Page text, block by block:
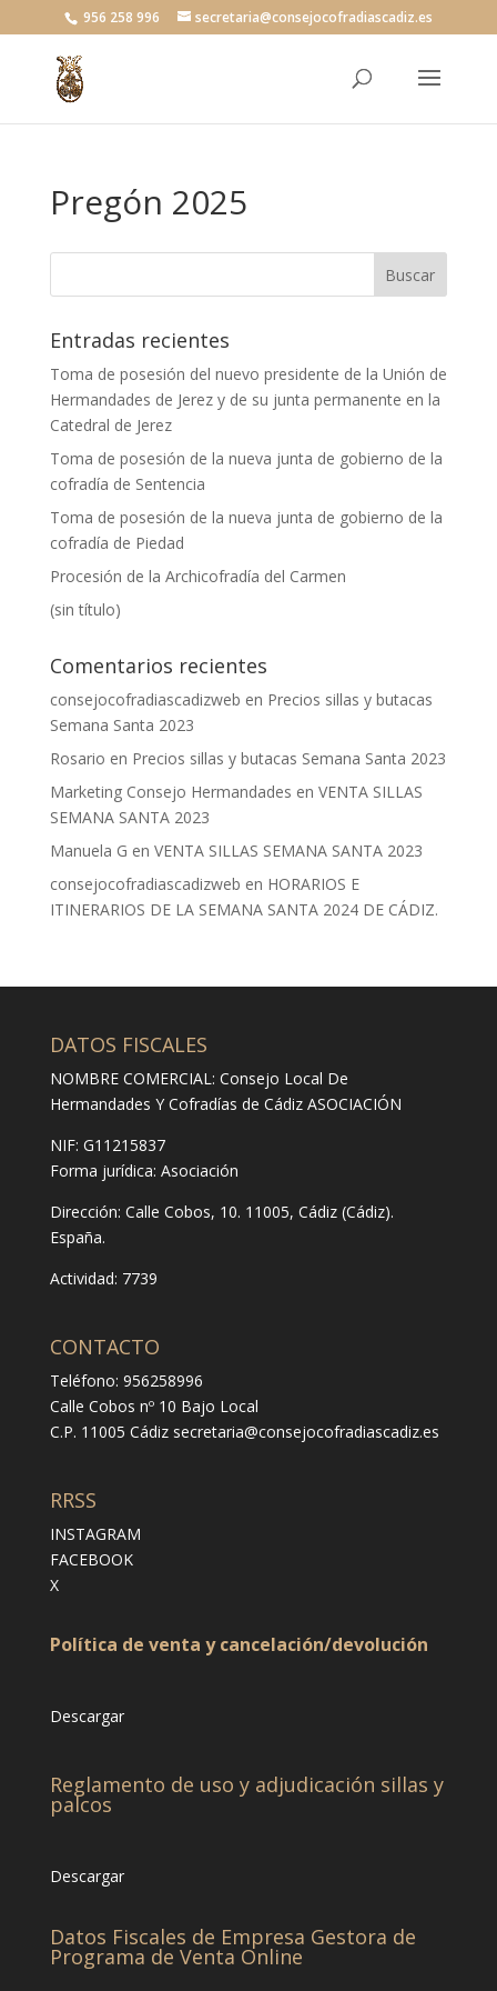
956 258 996 secretaria@consejocofradiascadiz.es
Pregón 2025
Entradas recientes
Toma de posesión del nuevo presidente de la Unión de
Hermandades de Jerez y de su junta permanente en la
Catedral de Jerez
Toma de posesión de la nueva junta de gobierno de la
cofradía de Sentencia
Toma de posesión de la nueva junta de gobierno de la
cofradía de Piedad
Procesión de la Archicofradía del Carmen
(sin título)
Comentarios recientes
consejocofradiascadizweb en Precios sillas y butacas
Semana Santa 2023
Rosario en Precios sillas y butacas Semana Santa 2023
Marketing Consejo Hermandades en VENTA SILLAS
SEMANA SANTA 2023
Manuela G en VENTA SILLAS SEMANA SANTA 2023
consejocofradiascadizweb en HORARIOS E
ITINERARIOS DE LA SEMANA SANTA 2024 DE CÁDIZ.
DATOS FISCALES
NOMBRE COMERCIAL: Consejo Local De
Hermandades Y Cofradías de Cádiz ASOCIACIÓN
NIF: G11215837
Forma jurídica: Asociación
Dirección: Calle Cobos, 10. 11005, Cádiz (Cádiz).
España.
Actividad: 7739
CONTACTO
Teléfono: 956258996
Calle Cobos nº 10 Bajo Local
C.P. 11005 Cádiz secretaria@consejocofradiascadiz.es
RRSS
INSTAGRAM
FACEBOOK
X
Política de venta y cancelación/devolución
Descargar
Reglamento de uso y adjudicación sillas y
palcos
Descargar
Datos Fiscales de Empresa Gestora de
Programa de Venta Online